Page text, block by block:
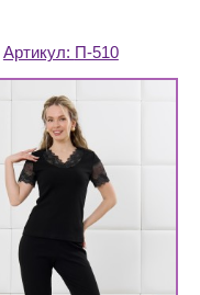
Артикул: П-510